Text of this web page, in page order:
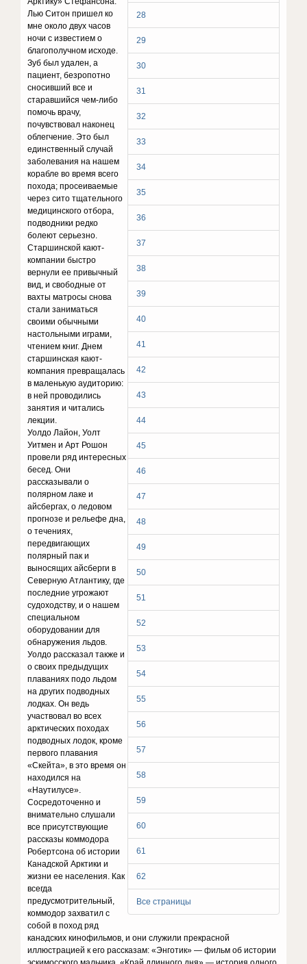
28
29
30
31
32
33
34
35
36
37
38
39
40
41
42
43
44
45
46
47
48
49
50
51
52
53
54
55
56
57
58
59
60
61
62
Все страницы
Лью Ситон пришел ко
мне около двух часов
ночи с известием о
благополучном исходе.
Зуб был удален, а
пациент, безропотно
сносивший все и
старавшийся чем-либо
помочь врачу,
почувствовал наконец
облегчение. Это был
единственный случай
заболевания на нашем
корабле во время всего
похода; просеиваемые
через сито тщательного
медицинского отбора,
подводники редко
болеют серьезно.
Старшинской кают-
компании быстро
вернули ее привычный
вид, и свободные от
вахты матросы снова
стали заниматься
своими обычными
настольными играми,
чтением книг. Днем
старшинская кают-
компания превращалась
в маленькую аудиторию:
в ней проводились
занятия и читались
лекции.
Уолдо Лайон, Уолт
Уитмен и Арт Рошон
провели ряд интересных
бесед. Они
рассказывали о
полярном лаке и
айсбергах, о ледовом
прогнозе и рельефе дна,
о течениях,
передвигающих
полярный пак и
выносящих айсберги в
Северную Атлантику, где
последние угрожают
судоходству, и о нашем
специальном
оборудовании для
обнаружения льдов.
Уолдо рассказал также и
о своих предыдущих
плаваниях подо льдом
на других подводных
лодках. Он ведь
участвовал во всех
арктических походах
подводных лодок, кроме
первого плавания
«Скейта», в это время он
находился на
«Наутилусе».
Сосредоточенно и
внимательно слушали
все присутствующие
рассказы коммодора
Робертсона об истории
Канадской Арктики и
жизни ее населения. Как
всегда
предусмотрительный,
коммодор захватил с
собой в поход ряд
канадских кинофильмов, и они служили прекрасной
иллюстрацией к его рассказам: «Энготик» — фильм об истории